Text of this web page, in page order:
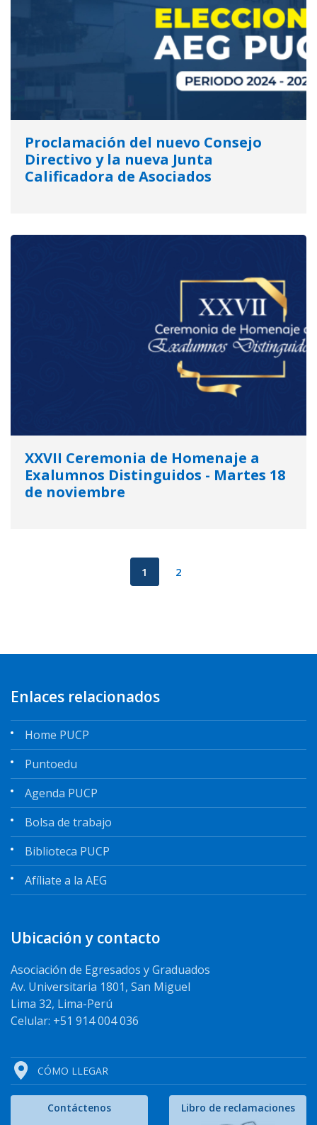
Proclamación del nuevo Consejo
Directivo y la nueva Junta
Calificadora de Asociados
XXVII Ceremonia de Homenaje a
Exalumnos Distinguidos - Martes 18
de noviembre
1 2
Enlaces relacionados
Home PUCP
Puntoedu
Agenda PUCP
Bolsa de trabajo
Biblioteca PUCP
Afíliate a la AEG
Ubicación y contacto
Asociación de Egresados y Graduados
Av. Universitaria 1801, San Miguel
Lima 32, Lima-Perú
Celular: +51 914 004 036
CÓMO LLEGAR
Contáctenos Libro de reclamaciones